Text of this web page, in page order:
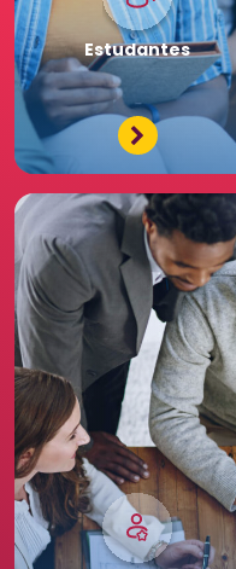
Estudantes
PessoaJurídica
Premium
Tenha acessos exclusivos
e diferenciados da maior
comunidade de Recursos
Humanos. Conheça os
benefícios diferenciados
para a sua equipe. Saia
na frente para o seu
negócio.